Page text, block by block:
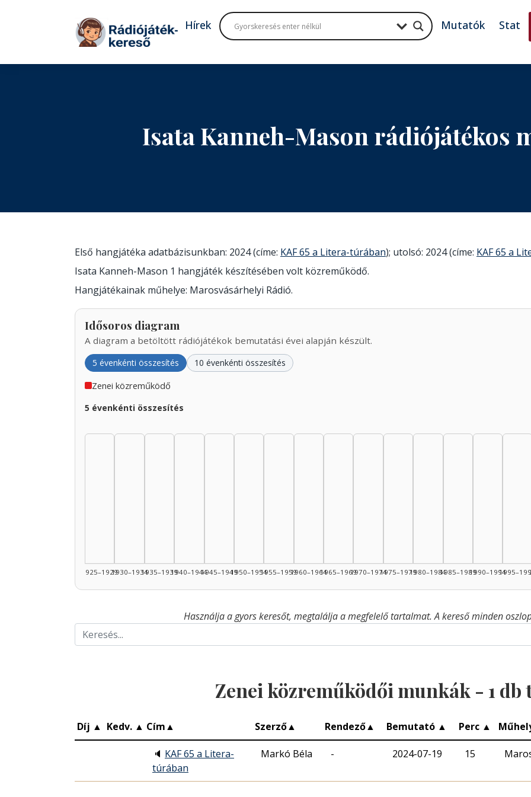
Tovább a tartalomhoz
Hírek Mutatók Stat
Isata Kanneh-Mason rádiójátékos
Első hangjátéka adatbázisunkban: 2024 (címe: KAF 65 a Litera-túrában); utolsó: 2024 (címe: KAF 65 a
Isata Kanneh-Mason 1 hangjáték készítésében volt közreműködő.
Hangjátékainak műhelye: Marosvásárhelyi Rádió.
Idősoros diagram
A diagram a betöltött rádiójátékok bemutatási évei alapján készült.
5 évenkénti összesítés 10 évenkénti összesítés
Zenei közreműködő
5 évenkénti összesítés
1925–19291930–19341935–19391940–19441945–19491950–19541955–19591960–19641965–19691970–19741975–19791980–19841985–19891990–1994
Használja a gyors keresőt, megtalálja a megfelelő tartalmat. A kereső minden
Zenei közreműködői munkák - 1 db
Díj ▲ Kedv. ▲ Cím▲ Szerző▲ Rendező▲ Bemutató ▲ Perc ▲
🔈 KAF 65 a Litera-
túrában
Markó Béla - 2024-07-19 15